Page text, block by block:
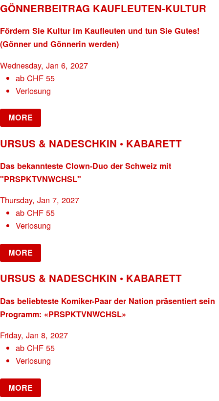
GÖNNERBEITRAG KAUFLEUTEN-KULTUR
Fördern Sie Kultur im Kaufleuten und tun Sie Gutes!
(Gönner und Gönnerin werden)
Wednesday, Jan 6, 2027
abCHF 55
Verlosung
MORE
URSUS & NADESCHKIN • KABARETT
Das bekannteste Clown-Duo der Schweiz mit
"PRSPKTVNWCHSL"
Thursday, Jan 7, 2027
abCHF 55
Verlosung
MORE
URSUS & NADESCHKIN • KABARETT
Das beliebteste Komiker-Paar der Nation präsentiert sein
Programm: «PRSPKTVNWCHSL»
Friday, Jan 8, 2027
abCHF 55
Verlosung
MORE